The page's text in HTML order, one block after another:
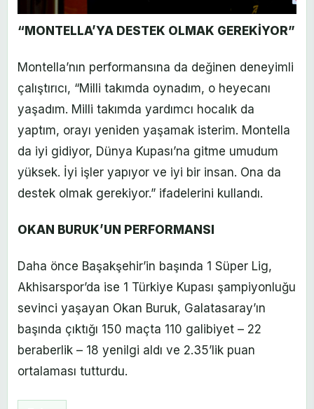
“MONTELLA’YA DESTEK OLMAK GEREKİYOR”
Montella’nın performansına da değinen deneyimli
çalıştırıcı, “Milli takımda oynadım, o heyecanı
yaşadım. Milli takımda yardımcı hocalık da
yaptım, orayı yeniden yaşamak isterim. Montella
da iyi gidiyor, Dünya Kupası’na gitme umudum
yüksek. İyi işler yapıyor ve iyi bir insan. Ona da
destek olmak gerekiyor.” ifadelerini kullandı.
OKAN BURUK’UN PERFORMANSI
Daha önce Başakşehir’in başında 1 Süper Lig,
Akhisarspor’da ise 1 Türkiye Kupası şampiyonluğu
sevinci yaşayan Okan Buruk, Galatasaray’ın
başında çıktığı 150 maçta 110 galibiyet – 22
beraberlik – 18 yenilgi aldı ve 2.35’lik puan
ortalaması tutturdu.